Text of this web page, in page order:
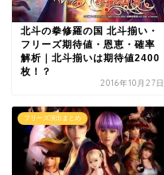
北斗の拳修羅の国 北斗揃い・
フリーズ期待値・恩恵・確率
解析｜北斗揃いは期待値2400
枚！？
2016年10月27日
フリーズ演出まとめ